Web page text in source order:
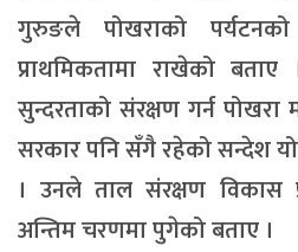
गुरुङले पोखराको
प्राथमिकतामा राखेको
सुन्दरताको संरक्षण गर्न
सरकार पनि सँगै रहेको सन्देश
। उनले ताल संरक्षण विकास
अन्तिम चरणमा पुगेको बताए ।